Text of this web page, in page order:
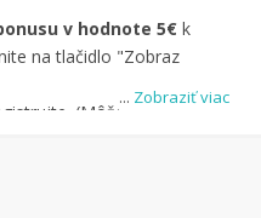
... Zobraziť viac
v hodnote 5€ k
na tlačidlo "Zobraz
(Môžete aj